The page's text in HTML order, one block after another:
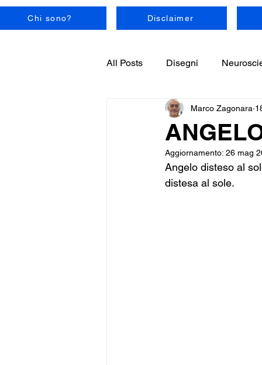
Chi sono? Disclaimer
All Posts Disegni
Marco Zagonara
Aggiornamento: 26 mag
Angelo disteso al
distesa al sole.